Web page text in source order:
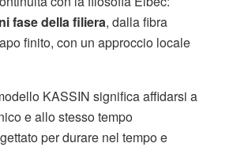
fase della filiera, dalla fibra
finito, con un approccio locale
KASSIN significa affidarsi a
e allo stesso tempo
per durare nel tempo e